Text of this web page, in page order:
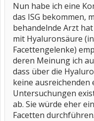
Nun habe ich eine
das ISG bekommen,
behandelnde Arzt
mit Hyaluronsäure
Facettengelenke)
deren Meinung ich
dass über die
keine
Untersuchungen
ab. Sie würde eher
Facetten durchführen.